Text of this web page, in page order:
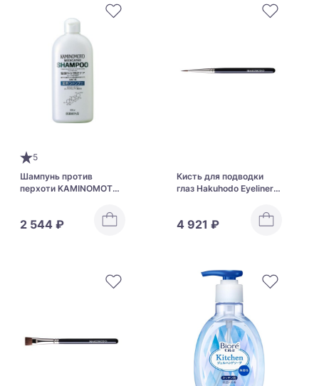
5
Шампунь против
перхоти KAMINOMOTO
2 544 ₽
Кисть для подводки
глаз Hakuhodo Eyeliner
4 921 ₽